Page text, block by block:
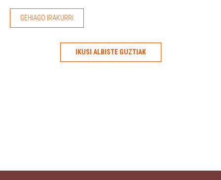
GEHIAGO IRAKURRI
IKUSI ALBISTE GUZTIAK